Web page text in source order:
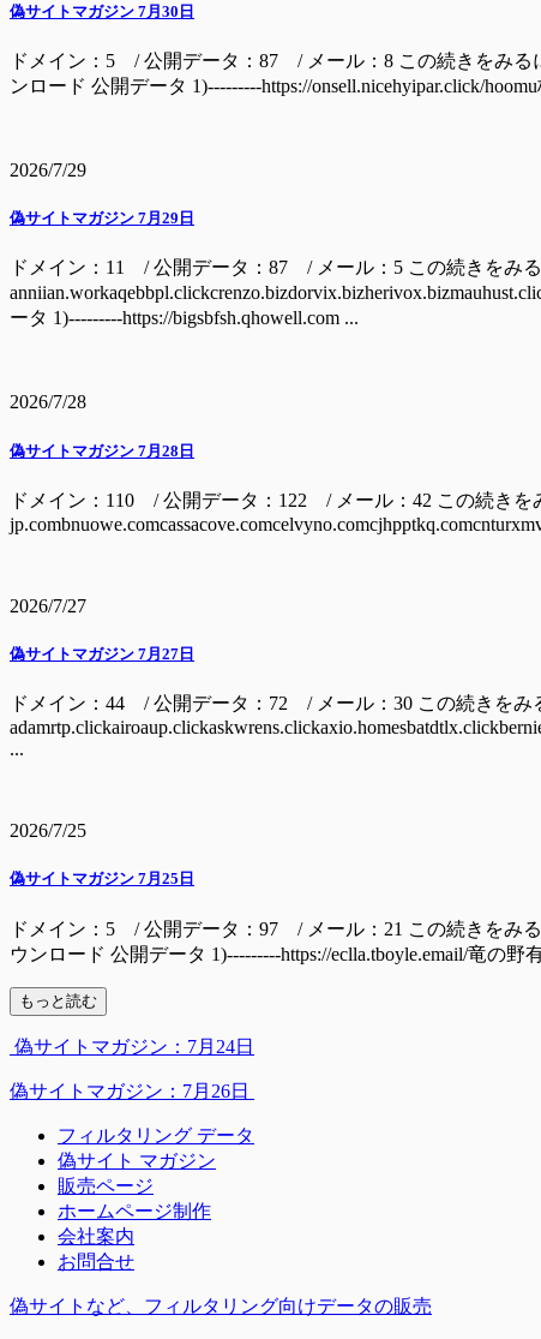
偽サイトマガジン 7月30日
ドメイン：5 / 公開データ：87 / メール：8 この続きをみるに
ンロード 公開データ 1)---------https://onsell.nicehyipar.click/
2026/7/29
偽サイトマガジン 7月29日
ドメイン：11 / 公開データ：87 / メール：5 この続きをみ
ータ 1)---------https://bigsbfsh.qhowell.com ...
2026/7/28
偽サイトマガジン 7月28日
ドメイン：110 / 公開データ：122 / メール：42 この続きをみ
2026/7/27
偽サイトマガジン 7月27日
ドメイン：44 / 公開データ：72 / メール：30 この続きをみ
...
2026/7/25
偽サイトマガジン 7月25日
ドメイン：5 / 公開データ：97 / メール：21 この続きをみる
ウンロード 公開データ 1)---------https://eclla.tboyle.email/竜の
もっと読む
偽サイトマガジン：7月24日
偽サイトマガジン：7月26日
フィルタリング データ
偽サイト マガジン
販売ページ
ホームページ制作
会社案内
お問合せ
偽サイトなど、フィルタリング向けデータの販売